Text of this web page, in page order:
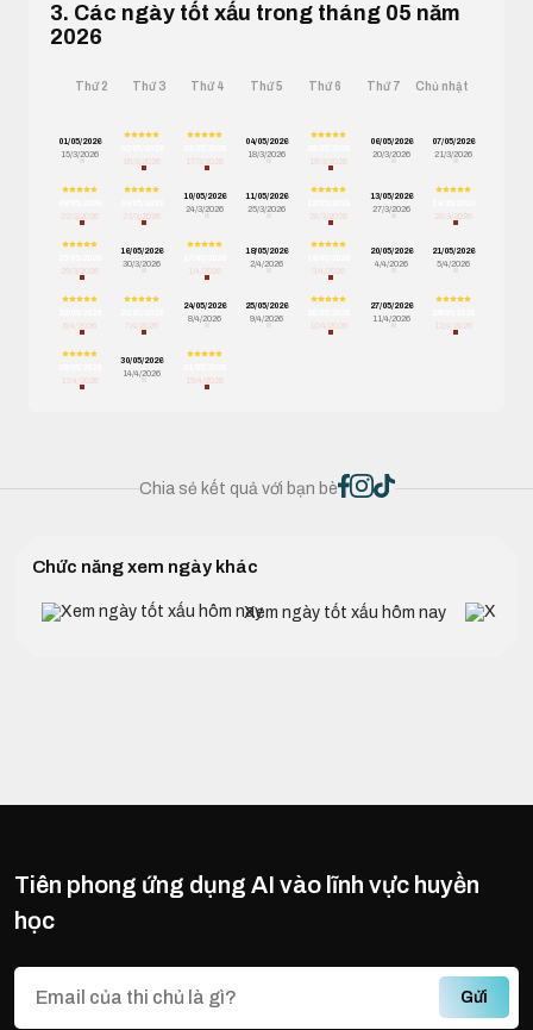
3. Các ngày tốt xấu trong tháng 05 năm
2026
Thứ 2 Thứ 3 Thứ 4 Thứ 5 Thứ 6 Thứ 7 Chủ nhật
01/05/2026
15/3/2026
16/3/2026
17/3/2026
04/05/2026
18/3/2026
19/3/2026
06/05/2026
20/3/2026
07/05/2026
21/3/2026
22/3/2026
23/3/2026
10/05/2026
24/3/2026
11/05/2026
25/3/2026
26/3/2026
13/05/2026
27/3/2026
28/3/2026
29/3/2026
16/05/2026
30/3/2026
1/4/2026
18/05/2026
2/4/2026
3/4/2026
20/05/2026
4/4/2026
21/05/2026
5/4/2026
6/4/2026
7/4/2026
24/05/2026
8/4/2026
25/05/2026
9/4/2026
10/4/2026
27/05/2026
11/4/2026
12/4/2026
13/4/2026
30/05/2026
14/4/2026
15/4/2026
Chia sẻ kết quả với bạn bè
Chức năng xem ngày khác
Xem ngày tốt xấu hôm nay
Tiên phong ứng dụng AI vào lĩnh vực huyền
học
Gửi